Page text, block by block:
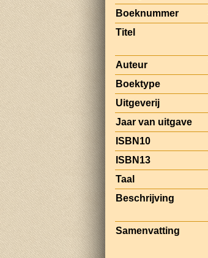
Boeknummer
Titel
Auteur
Boektype
Uitgeverij
Jaar van uitgave
ISBN10
ISBN13
Taal
Beschrijving
Samenvatting